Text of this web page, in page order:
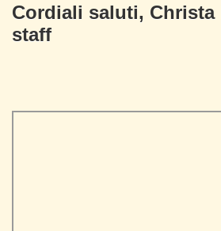
Cordiali saluti, Christa
staff